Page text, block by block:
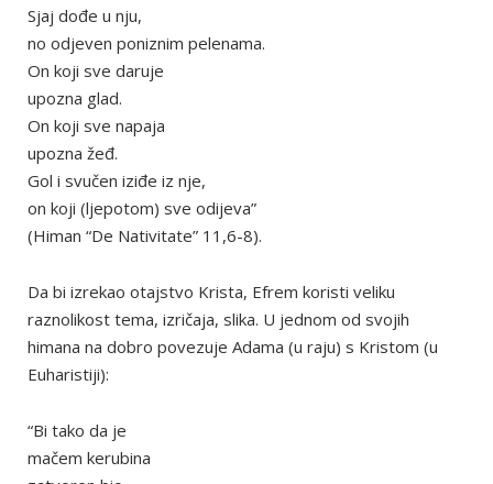
Sjaj dođe u nju,
no odjeven poniznim pelenama.
On koji sve daruje
upozna glad.
On koji sve napaja
upozna žeđ.
Gol i svučen iziđe iz nje,
on koji (ljepotom) sve odijeva”
(Himan “De Nativitate” 11,6-8).
Da bi izrekao otajstvo Krista, Efrem koristi veliku
raznolikost tema, izričaja, slika. U jednom od svojih
himana na dobro povezuje Adama (u raju) s Kristom (u
Euharistiji):
“Bi tako da je
mačem kerubina